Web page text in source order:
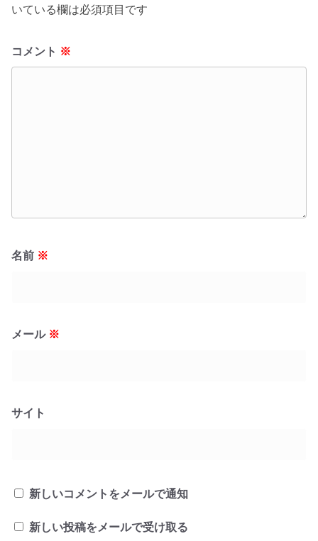
いている欄は必須項目です
コメント ※
名前 ※
メール ※
サイト
新しいコメントをメールで通知
新しい投稿をメールで受け取る